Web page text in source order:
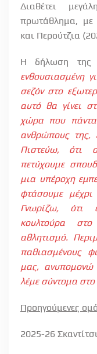
Διαθέτει
πρωτάθλημα, με
και Περούτζια
Η δήλωση της
ενθουσιασμένη
σεζόν στο
αυτό θα γίνει
χώρα που
ανθρώπους της,
Πιστεύω, ότι
πετύχουμε
μια υπέροχη
φτάσουμε
Γνωρίζω, ότι
κουλτούρα
αθλητισμό.
παθιασμένους
μας,
λέμε σύντομα στο
Προηγούμενες
2025-26